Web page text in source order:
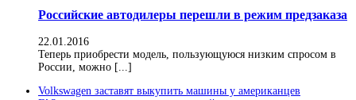
Российские автодилеры перешли в режим предзаказа
22.01.2016
Теперь приобрести модель, пользующуюся низким спросом в
России, можно [...]
Volkswagen заставят выкупить машины у американцев